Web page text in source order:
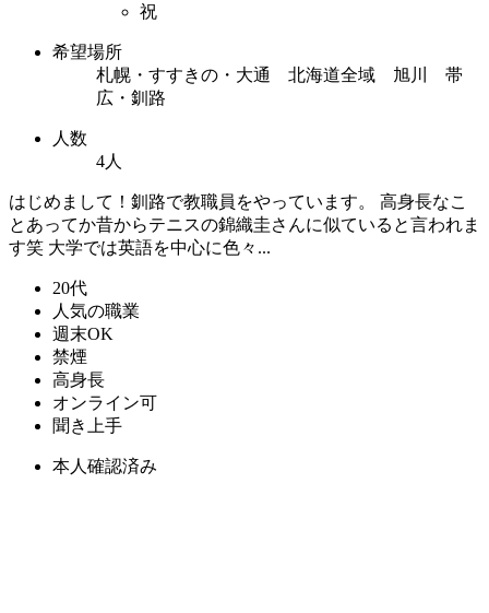
祝
希望場所
札幌・すすきの・大通 北海道全域 旭川 帯
広・釧路
人数
4人
はじめまして！釧路で教職員をやっています。 高身長なこ
とあってか昔からテニスの錦織圭さんに似ていると言われま
す笑 大学では英語を中心に色々...
20代
人気の職業
週末OK
禁煙
高身長
オンライン可
聞き上手
本人確認済み